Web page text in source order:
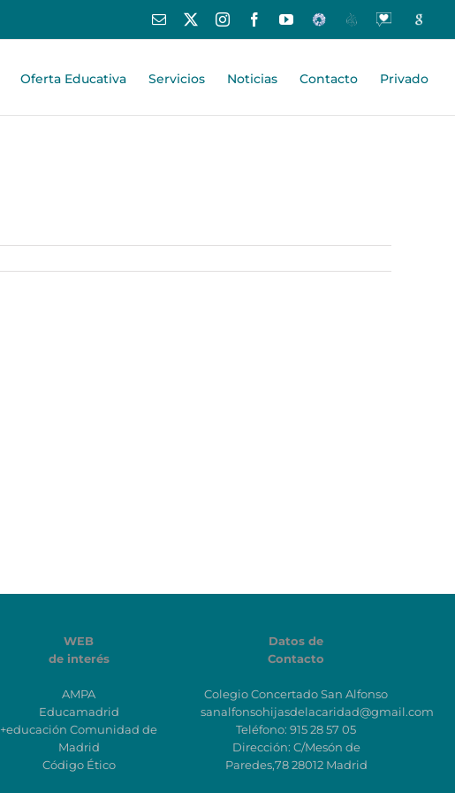
CorreoX InstagramFacebookYouTube
EducamosCentros
Centro
OracionesGoogle
Oferta Educativa Servicios Noticias Contacto Privado
WEB
de interés
AMPA
Educamadrid
+educación Comunidad de
Madrid
Código Ético
Datos de
Contacto
Colegio Concertado San Alfonso
sanalfonsohijasdelacaridad@gmail.com
Teléfono: 915 28 57 05
Dirección: C/Mesón de
Paredes,78 28012 Madrid